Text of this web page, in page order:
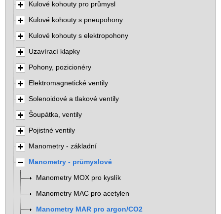
Kulové kohouty pro průmysl
Kulové kohouty s pneupohony
Kulové kohouty s elektropohony
Uzavírací klapky
Pohony, pozicionéry
Elektromagnetické ventily
Solenoidové a tlakové ventily
Šoupátka, ventily
Pojistné ventily
Manometry - základní
Manometry - průmyslové
Manometry MOX pro kyslík
Manometry MAC pro acetylen
Manometry MAR pro argon/CO2